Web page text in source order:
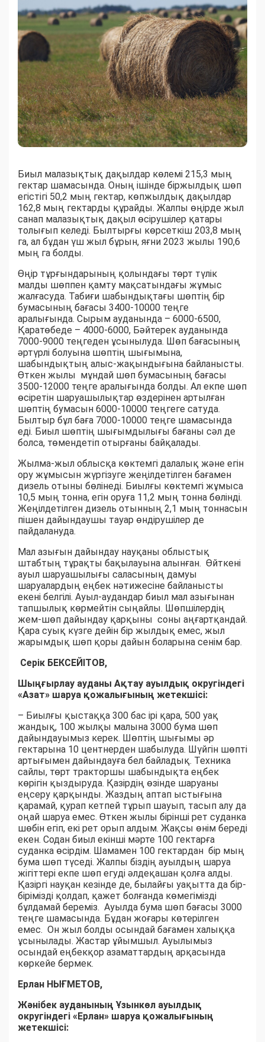
Биыл малазықтық дақылдар көлемі 215,3 мың
гектар шамасында. Оның ішінде біржылдық шөп
егістігі 50,2 мың гектар, көпжылдық дақылдар
162,8 мың гектарды құрайды. Жалпы өңірде жыл
санап малазықтық дақыл өсірушілер қатары
толығып келеді. Былтырғы көрсеткіш 203,8 мың
га, ал бұдан үш жыл бұрын, яғни 2023 жылы 190,6
мың га болды.
Өңір тұрғындарының қолындағы төрт түлік
малды шөппен қамту мақсатындағы жұмыс
жалғасуда. Табиғи шабындықтағы шөптің бір
бумасының бағасы 3400-10000 теңге
аралығында. Сырым ауданында – 6000-6500,
Қаратөбеде – 4000-6000, Бәйтерек ауданында
7000-9000 теңгеден ұсынылуда. Шөп бағасының
әртүрлі болуына шөптің шығымына,
шабындықтың алыс-жақындығына байланысты.
Өткен жылы мұндай шөп бумасының бағасы
3500-12000 теңге аралығында болды. Ал екпе шөп
өсіретін шаруашылықтар өздерінен артылған
шөптің бумасын 6000-10000 теңгеге сатуда.
Былтыр бұл баға 7000-10000 теңге шамасында
еді. Биыл шөптің шығымдылығы бағаны сәл де
болса, төмендетіп отырғаны байқалады.
Жылма-жыл облысқа көктемгі далалық және егін
ору жұмысын жүргізуге жеңілдетілген бағамен
дизель отыны бөлінеді. Биылғы көктемгі жұмыса
10,5 мың тонна, егін оруға 11,2 мың тонна бөлінді.
Жеңілдетілген дизель отынның 2,1 мың тоннасын
пішен дайындаушы тауар өндірушілер де
пайдалануда.
Мал азығын дайындау науқаны облыстық
штабтың тұрақты бақылауына алынған. Өйткені
ауыл шаруашылығы саласының дамуы
шаруалардың еңбек нәтижесіне байланысты
екені белгілі. Ауыл-аудандар биыл мал азығынан
тапшылық көрмейтін сыңайлы. Шөпшілердің
жем-шөп дайындау қарқыны соны аңғартқандай.
Қара суық күзге дейін бір жылдық емес, жыл
жарымдық шөп қоры дайын боларына сенім бар.
Серік БЕКСЕЙІТОВ,
Шыңғырлау ауданы Ақтау ауылдық округіндегі
«Азат» шаруа қожалығының жетекшісі:
– Биылғы қыстаққа 300 бас ірі қара, 500 уақ
жандық, 100 жылқы малына 3000 бума шөп
дайындауымыз керек. Шөптің шығымы әр
гектарына 10 центнерден шабылуда. Шүйгін шөпті
артығымен дайындауға бел байладық. Техника
сайлы, төрт тракторшы шабындықта еңбек
көрігін қыздыруда. Қазірдің өзінде шаруаны
еңсеру қарқынды. Жаздың аптап ыстығына
қарамай, қурап кетпей тұрып шауып, тасып алу да
оңай шаруа емес. Өткен жылы бірінші рет суданка
шөбін егіп, екі рет орып алдым. Жақсы өнім береді
екен. Содан биыл екінші мәрте 100 гектарға
суданка өсірдім. Шамамен 100 гектардан бір мың
бума шөп түседі. Жалпы біздің ауылдың шаруа
жігіттері екпе шөп егуді әлдеқашан қолға алды.
Қазіргі науқан кезінде де, былайғы уақытта да бір-
бірімізді қолдап, қажет болғанда көмегімізді
бұлдамай береміз. Ауылда бума шөп бағасы 3000
теңге шамасында. Бұдан жоғары көтерілген
емес. Он жыл болды осындай бағамен халыққа
ұсынылады. Жастар ұйымшыл. Ауылымыз
осындай еңбекқор азаматтардың арқасында
көркейе бермек.
Ерлан НЫҒМЕТОВ,
Жәнібек ауданының Ұзынкөл ауылдық
округіндегі «Ерлан» шаруа қожалығының
жетекшісі: